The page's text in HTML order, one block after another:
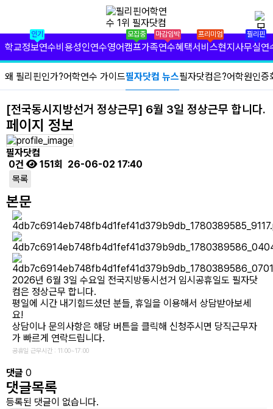
✕
필리핀 학원 정보
필리핀 연수 비용
유형별 필리핀 연수
필리핀 가족 연수
필리핀 출국준비
필리핀 조기유학
필리핀 연계연수
필자뉴스
인기
학교정보연수비용성인연수
모집중
영어캠프
마감임박
가족연수
프리미엄
혜택서비스
필리핀
현지사무실연
왜 필리핀인가?어학연수 가이드필자닷컴 뉴스필자닷컴은?어학원인증
[전국동시지방선거 정상근무] 6월 3일 정상근무 합니다.
페이지 정보
필자닷컴
0건
151회 26-06-02 17:40
목록
본문
2026년 6월 3일 수요일 전국지방동시선거 임시공휴일도 필자닷
컴은 정상근무 합니다.
평일에 시간 내기힘드셨던 분들, 휴일을 이용해서 상담받아보세
요!
상담이나 문의사항은 해당 버튼을 클릭해 신청주시면 당직근무자
가 빠르게 연락드립니다.
공휴일 근무시간 : 11:00~17:00
댓글 0
댓글목록
등록된 댓글이 없습니다.